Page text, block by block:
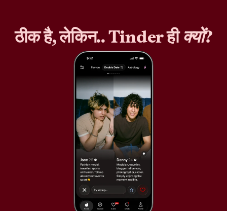
ठीक है, लेकिन.. Tinder हीक्यों?